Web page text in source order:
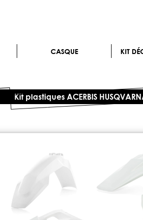
CASQUE KIT
Kit plastiques ACERBIS